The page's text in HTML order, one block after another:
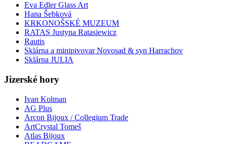
Eva Edler Glass Art
Hana Šebková
KRKONOŠSKÉ MUZEUM
RATAS Justyna Ratasiewicz
Rautis
Sklárna a minipivovar Novosad & syn Harrachov
Sklárna JULIA
Jizerské hory
Ivan Kolman
AG Plus
Arcon Bijoux / Collegium Trade
ArtCrystal Tomeš
Atlas Bijoux